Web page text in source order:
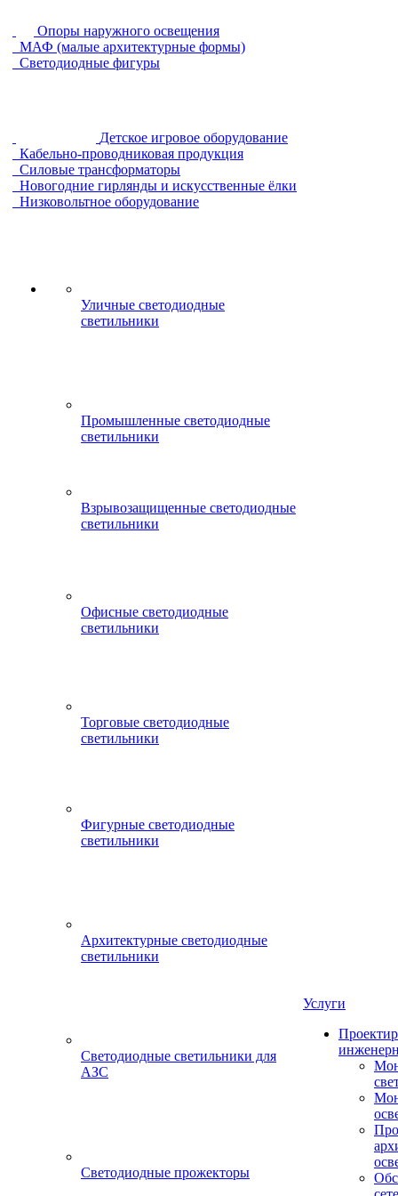
Опоры наружного освещения
МАФ (малые архитектурные формы)
Светодиодные фигуры
Детское игровое оборудование
Кабельно-проводниковая продукция
Силовые трансформаторы
Новогодние гирлянды и искусственные ёлки
Низковольтное оборудование
Уличные светодиодные
светильники
Промышленные светодиодные
светильники
Взрывозащищенные светодиодные
светильники
Офисные светодиодные
светильники
Торговые светодиодные
светильники
Фигурные светодиодные
светильники
Архитектурные светодиодные
светильники
Светодиодные светильники для
АЗС
Светодиодные прожекторы
Услуги